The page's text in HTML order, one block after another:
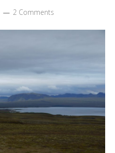
2 Comments